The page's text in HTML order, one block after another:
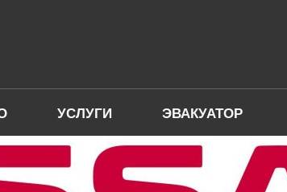
УСЛУГИ ЭВАКУАТОР